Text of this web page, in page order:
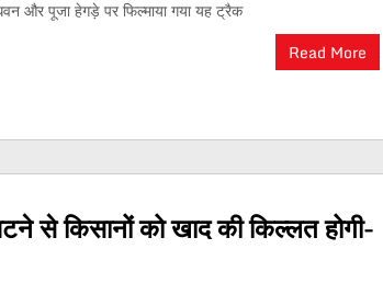
और पूजा हेगड़े पर फिल्माया गया यह ट्रैक
Read More
से किसानों को खाद की किल्लत होगी-